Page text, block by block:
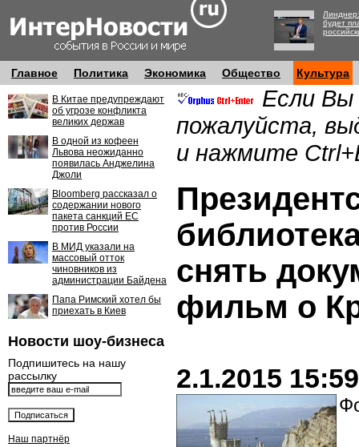
будет
Главное Политика Экономика Общество Культура
В Китае предупреждают
об угрозе конфликта
великих держав
В одной из кофеен
Львова неожиданно
появилась Анджелина
Джоли
Bloomberg рассказал о
содержании нового
пакета санкций ЕС
против России
В МИД указали на
массовый отток
чиновников из
администрации Байдена
Папа Римский хотел бы
приехать в Киев
Новости шоу-бизнеса
Подпишитесь на нашу
рассылку
Наш партнёр
Если Вы
пожалуйста,
и нажмите
снять
фильм о
2.1.2015 15:59